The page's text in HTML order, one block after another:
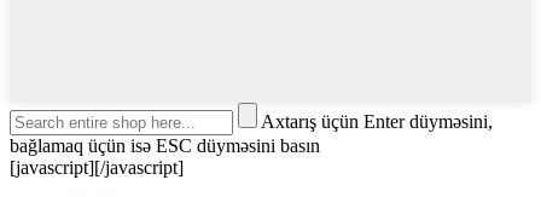
Axtarış üçün Enter düyməsini,
bağlamaq üçün isə ESC düyməsini basın
[javascript][/javascript]